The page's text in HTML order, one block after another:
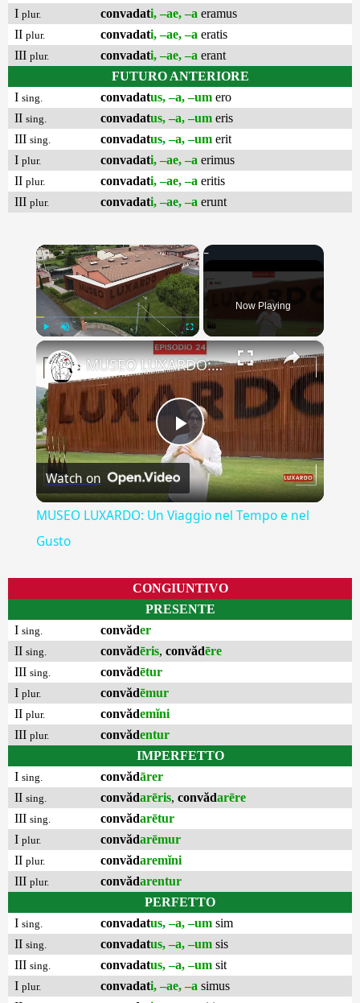
I plur. convadati, –ae, –a eramus
II plur. convadati, –ae, –a eratis
III plur. convadati, –ae, –a erant
FUTURO ANTERIORE
I sing. convadatus, –a, –um ero
II sing. convadatus, –a, –um eris
III sing. convadatus, –a, –um erit
I plur. convadati, –ae, –a erimus
II plur. convadati, –ae, –a eritis
III plur. convadati, –ae, –a erunt
×
Fullscreen
Now Playing
×
Play
Video
MUSEO LUXARDO: Un Viaggio nel Tempo e nel Gusto
Watch on
MUSEO LUXARDO: Un Viaggio nel Tempo e nel
Gusto
CONGIUNTIVO
PRESENTE
I sing. convăder
II sing. convădēris, convădēre
III sing. convădētur
I plur. convădēmur
II plur. convădemĭni
III plur. convădentur
IMPERFETTO
I sing. convădārer
II sing. convădarēris, convădarēre
III sing. convădarētur
I plur. convădarēmur
II plur. convădaremĭni
III plur. convădarentur
PERFETTO
I sing. convadatus, –a, –um sim
II sing. convadatus, –a, –um sis
III sing. convadatus, –a, –um sit
I plur. convadati, –ae, –a simus